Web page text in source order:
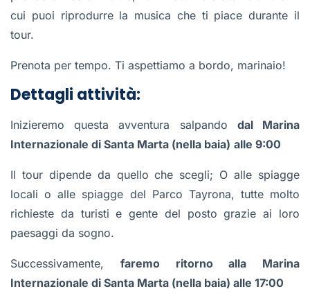
cui puoi riprodurre la musica che ti piace durante il
tour.
Prenota per tempo. Ti aspettiamo a bordo, marinaio!
Dettagli attività:
Inizieremo questa avventura salpando dal Marina
Internazionale di Santa Marta (nella baia) alle 9:00
Il tour dipende da quello che scegli; O alle spiagge
locali o alle spiagge del Parco Tayrona, tutte molto
richieste da turisti e gente del posto grazie ai loro
paesaggi da sogno.
Successivamente, faremo ritorno alla Marina
Internazionale di Santa Marta (nella baia) alle 17:00